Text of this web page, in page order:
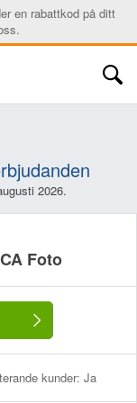
en rabattkod på ditt
2026.
Foto
kunder: Ja